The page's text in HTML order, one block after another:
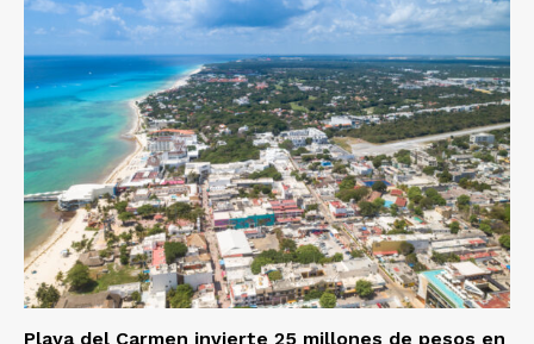
Playa del Carmen invierte 25 millones de pesos en